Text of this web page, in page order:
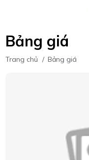
Bảng giá
Trang chủ / Bảng giá